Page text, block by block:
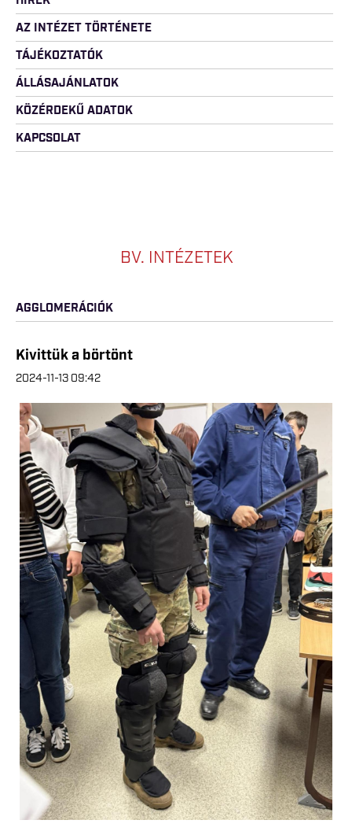
AZ INTÉZET TÖRTÉNETE
TÁJÉKOZTATÓK
ÁLLÁSAJÁNLATOK
KÖZÉRDEKŰ ADATOK
KAPCSOLAT
BV. INTÉZETEK
AGGLOMERÁCIÓK
Kivittük a börtönt
2024-11-13 09:42